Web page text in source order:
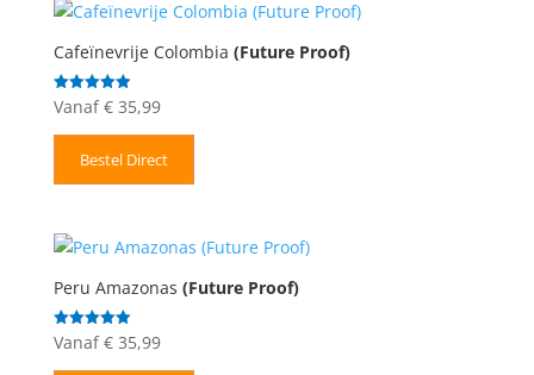
Cafeïnevrije Colombia (Future Proof)
Gewaardeerd
5.00
Vanaf €35,99
Bestel Direct
Peru Amazonas (Future Proof)
Gewaardeerd
5.00
Vanaf €35,99